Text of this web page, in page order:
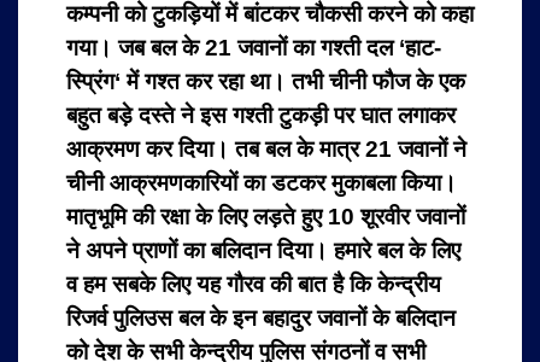
कम्पनी को टुकड़ियों में बांटकर चौकसी करने को कहा
गया। जब बल के 21 जवानों का गश्ती दल ‘हाट-
स्प्रिंग‘ में गश्त कर रहा था। तभी चीनी फौज के एक
बहुत बड़े दस्ते ने इस गश्ती टुकड़ी पर घात लगाकर
आक्रमण कर दिया। तब बल के मात्र 21 जवानों ने
चीनी आक्रमणकारियों का डटकर मुकाबला किया।
मातृभूमि की रक्षा के लिए लड़ते हुए 10 शूरवीर जवानों
ने अपने प्राणों का बलिदान दिया। हमारे बल के लिए
व हम सबके लिए यह गौरव की बात है कि केन्द्रीय
रिजर्व पुलिउस बल के इन बहादुर जवानों के बलिदान
को देश के सभी केन्द्रीय पुलिस संगठनों व सभी